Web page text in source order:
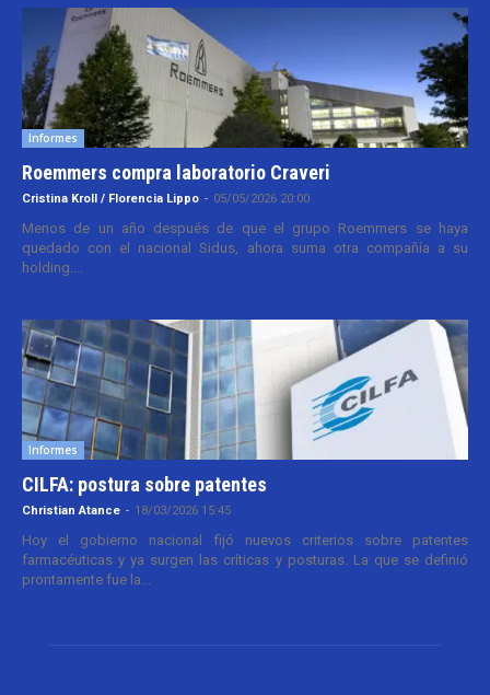
Informes
Roemmers compra laboratorio Craveri
Cristina Kroll / Florencia Lippo - 05/05/2026 20:00
Menos de un año después de que el grupo Roemmers se haya
quedado con el nacional Sidus, ahora suma otra compañía a su
holding....
Informes
CILFA: postura sobre patentes
Christian Atance - 18/03/2026 15:45
Hoy el gobierno nacional fijó nuevos criterios sobre patentes
farmacéuticas y ya surgen las críticas y posturas. La que se definió
prontamente fue la...